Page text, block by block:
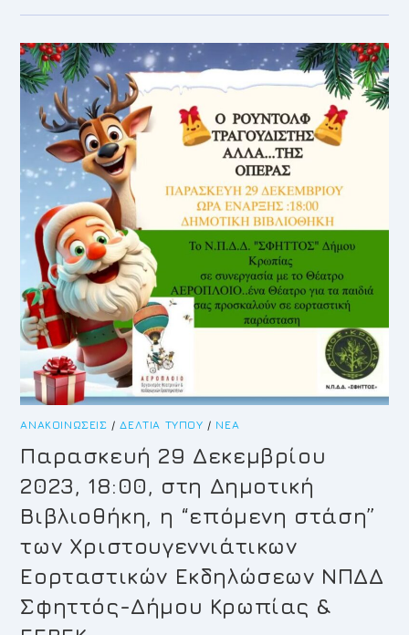
ΣΤΟ
ΚΡΩΠΊΑΣ,
ΣΆΒΒΑΤΟ
30
ΔΕΚΕΜΒΡΊΟΥ
2023
ΑΝΑΚΟΙΝΏΣΕΙΣ /ΔΕΛΤΊΑ ΤΎΠΟΥ / ΝΈΑ
Παρασκευή 29 Δεκεμβρίου
2023, 18:00, στη Δημοτική
Βιβλιοθήκη, η “επόμενη στάση”
των Χριστουγεννιάτικων
Εορταστικών Εκδηλώσεων ΝΠΔΔ
Σφηττός-Δήμου Κρωπίας &